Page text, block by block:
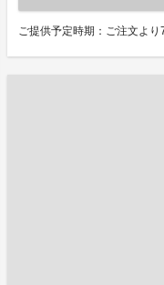
ご提供予定時期：ご注文より